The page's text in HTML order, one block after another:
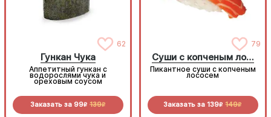
62
Гункан Чука
Аппетитный гункан с
водорослями чука и
ореховым соусом
Заказать за 99R 139R
79
Суши с копченым лососем
Пикантное суши с копченым
лососем
Заказать за 139R 149R